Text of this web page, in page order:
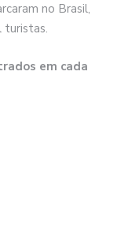
no Brasil,
turistas.
em cada